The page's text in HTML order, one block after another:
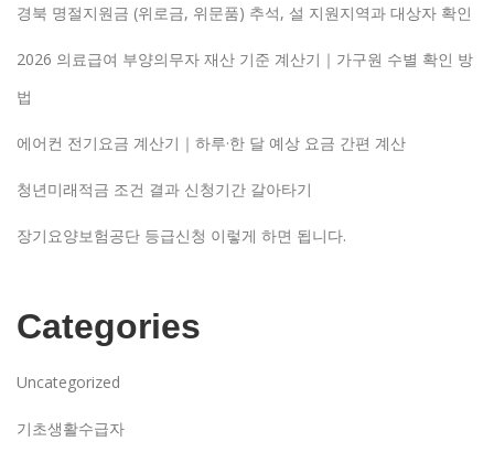
경북 명절지원금 (위로금, 위문품) 추석, 설 지원지역과 대상자 확인
2026 의료급여 부양의무자 재산 기준 계산기｜가구원 수별 확인 방
법
에어컨 전기요금 계산기｜하루·한 달 예상 요금 간편 계산
청년미래적금 조건 결과 신청기간 갈아타기
장기요양보험공단 등급신청 이렇게 하면 됩니다.
Categories
Uncategorized
기초생활수급자